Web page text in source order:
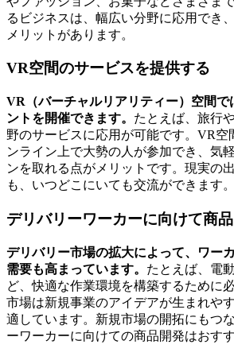
るビジネスは、幅広い分野に応用でき
メリットがあります。
VR空間のサービスを提供する
VR（バーチャルリアリティー）空間で
ントを開催できます。 たとえば、旅行
野のサービスに応用が可能です。VR空
ンライン上で大勢の人が参加でき、気
ンを取れる点がメリットです。現実の
も、いつどこにいても交流ができます。
デリバリーワーカーに向けて商
デリバリー市場の拡大によって、ワー
需要も高まっています。 たとえば、電
ど、快適な作業環境を構築するために
市場は新規事業のアイデアが生まれや
適しています。新規市場の開拓にもつ
ーワーカーに向けての商品開発はおすす